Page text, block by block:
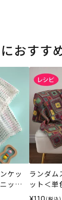
おすす
ケッ
ック
ランダム
ット＜単
¥110